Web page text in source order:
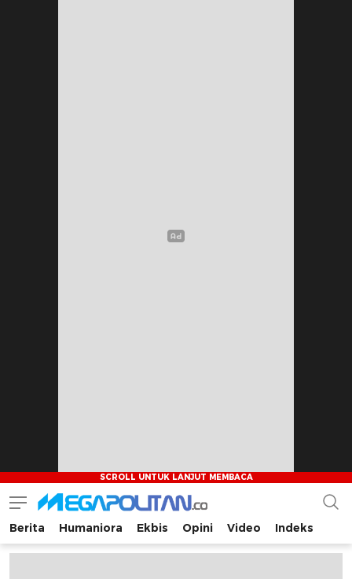
Megapolitan.co
Menyajikan berita-berita fakta bagi pembaca
Berita Humaniora Ekbis Opini Video Indeks